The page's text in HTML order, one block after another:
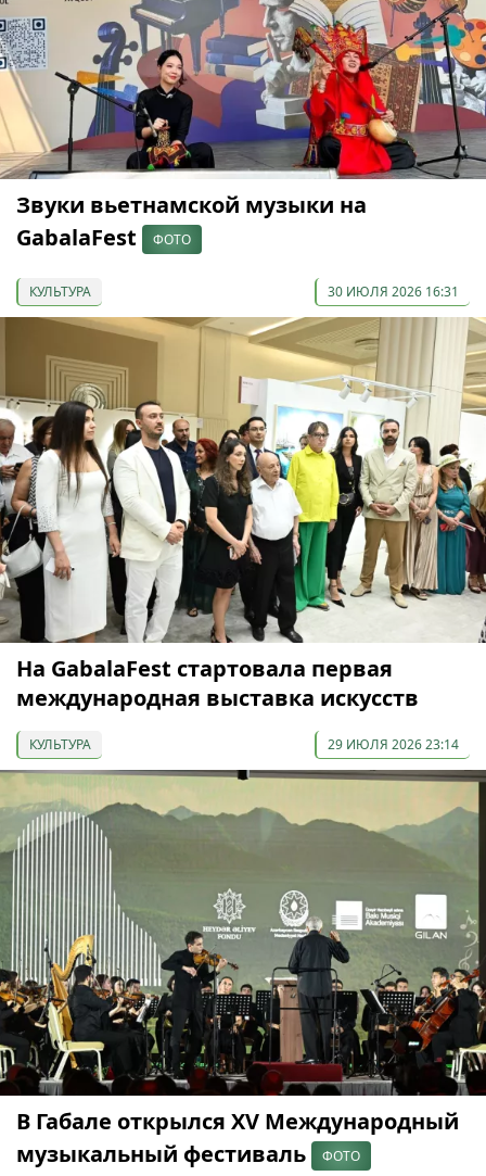
Звуки вьетнамской музыки на
GabalaFest
ФОТО
КУЛЬТУРА 30 ИЮЛЯ 2026 16:31
На GabalaFest стартовала первая
международная выставка искусств
КУЛЬТУРА 29 ИЮЛЯ 2026 23:14
В Габале открылся XV Международный
музыкальный фестиваль
ФОТО